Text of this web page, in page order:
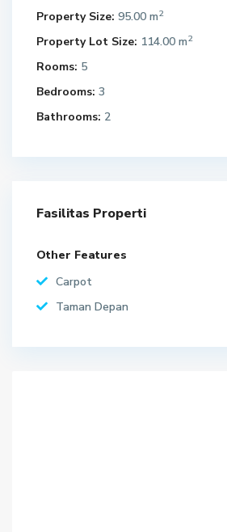
Property Size: 95.00 m2
Property Lot Size: 114.00 m2
Rooms: 5
Bedrooms: 3
Bathrooms: 2
Fasilitas Properti
Other Features
Carpot
Taman Depan